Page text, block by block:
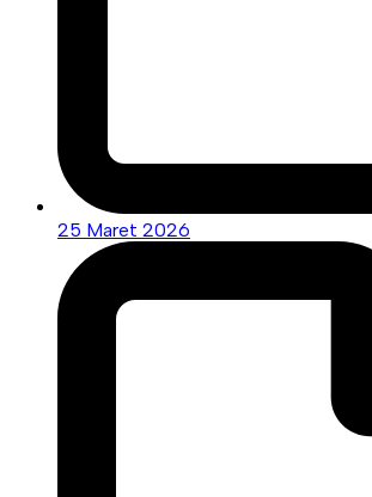
25 Maret 2026